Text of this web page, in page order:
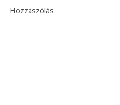
Hozzászólás